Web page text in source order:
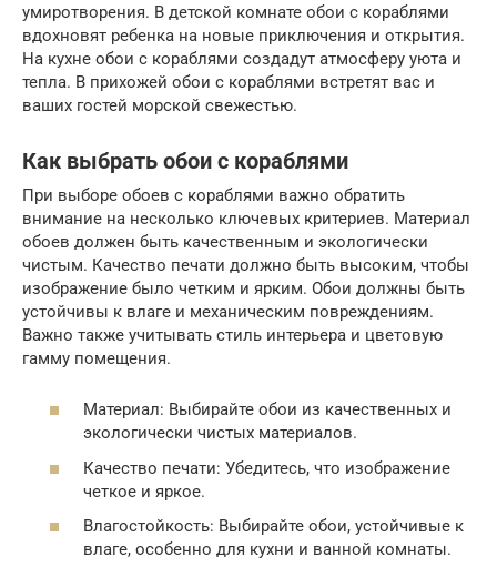
умиротворения. В детской комнате обои с кораблями
вдохновят ребенка на новые приключения и открытия.
На кухне обои с кораблями создадут атмосферу уюта и
тепла. В прихожей обои с кораблями встретят вас и
ваших гостей морской свежестью.
Как выбрать обои с кораблями
При выборе обоев с кораблями важно обратить
внимание на несколько ключевых критериев. Материал
обоев должен быть качественным и экологически
чистым. Качество печати должно быть высоким, чтобы
изображение было четким и ярким. Обои должны быть
устойчивы к влаге и механическим повреждениям.
Важно также учитывать стиль интерьера и цветовую
гамму помещения.
Материал: Выбирайте обои из качественных и
экологически чистых материалов.
Качество печати: Убедитесь, что изображение
четкое и яркое.
Влагостойкость: Выбирайте обои, устойчивые к
влаге, особенно для кухни и ванной комнаты.